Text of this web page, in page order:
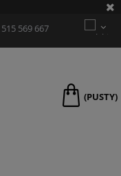
515 569 667
(PUSTY)